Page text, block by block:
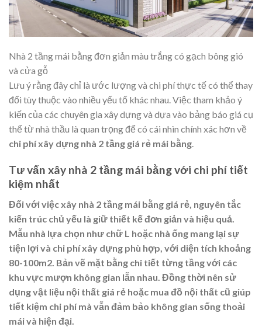
Nhà 2 tầng mái bằng đơn giản màu trắng có gạch bông gió
và cửa gỗ
Lưu ý rằng đây chỉ là ước lượng và chi phí thực tế có thể thay
đổi tùy thuộc vào nhiều yếu tố khác nhau. Việc tham khảo ý
kiến của các chuyên gia xây dựng và dựa vào bảng báo giá cụ
thể từ nhà thầu là quan trọng để có cái nhìn chính xác hơn về
chi phí xây dựng nhà 2 tầng giá rẻ mái bằng.
Tư vấn xây nhà 2 tầng mái bằng với chi phí tiết
kiệm nhất
Đối với việc xây nhà 2 tầng mái bằng giá rẻ, nguyên tắc
kiến trúc chủ yếu là giữ thiết kế đơn giản và hiệu quả.
Mẫu nhà lựa chọn như chữ L hoặc nhà ống mang lại sự
tiện lợi và chi phí xây dựng phù hợp, với diện tích khoảng
80-100m2. Bản vẽ mặt bằng chi tiết từng tầng với các
khu vực mượn không gian lẫn nhau. Đồng thời nên sử
dụng vật liệu nội thất giá rẻ hoặc mua đồ nội thất cũ giúp
tiết kiệm chi phí mà vẫn đảm bảo không gian sống thoải
mái và hiện đại.